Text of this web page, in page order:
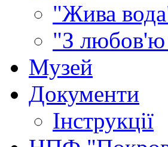
"Жива
"З любов'ю
Музей
Документи
Інструкції